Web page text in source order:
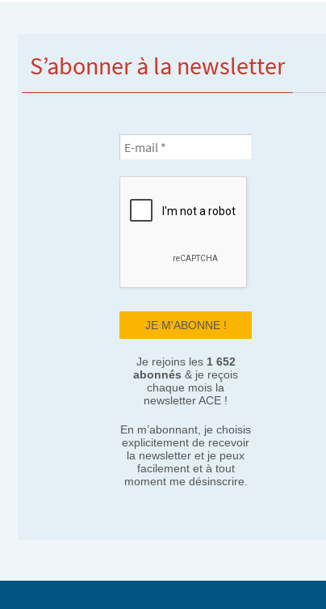
S’abonner à la newsletter
Je rejoins les 1 652
abonnés & je reçois
chaque mois la
newsletter ACE !
En m’abonnant, je choisis
explicitement de recevoir
la newsletter et je peux
facilement et à tout
moment me désinscrire.